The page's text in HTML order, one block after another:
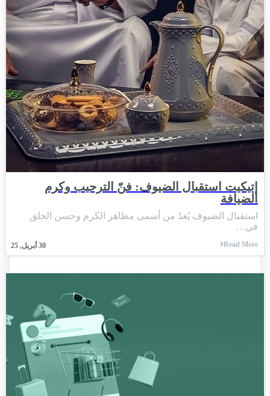
إتيكيت استقبال الضيوف: فنّ الترحيب وكرم
الضيافة
30 أبريل, 25
استقبال الضيوف يُعدّ من أسمى مظاهر الكرم وحسن الخلق
في…
Read More